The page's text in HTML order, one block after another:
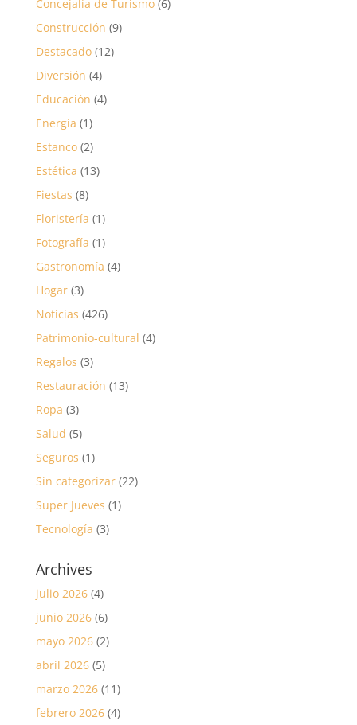
Concejalía de Turismo(6)
Construcción (9)
Destacado(12)
Diversión (4)
Educación (4)
Energía (1)
Estanco(2)
Estética (13)
Fiestas (8)
Floristería (1)
Fotografía (1)
Gastronomía (4)
Hogar(3)
Noticias (426)
Patrimonio-cultural (4)
Regalos (3)
Restauración (13)
Ropa (3)
Salud (5)
Seguros (1)
Sin categorizar(22)
Super Jueves (1)
Tecnología (3)
Archives
julio 2026(4)
junio 2026(6)
mayo 2026(2)
abril 2026(5)
marzo 2026(11)
febrero 2026(4)